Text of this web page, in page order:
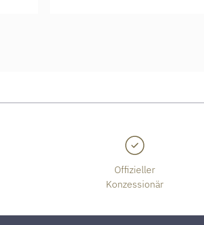
Offizieller
Konzessionär